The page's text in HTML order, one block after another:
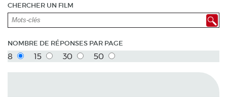
CHERCHER UN FILM
NOMBRE DE RÉPONSES PAR PAGE
8 15 30 50